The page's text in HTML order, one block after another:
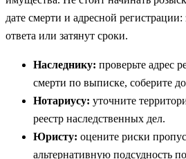
дате смерти и адресной регистрации:
ответа или затянут сроки.
Наследнику: проверьте адрес
смерти по выписке, соберите
Нотариусу: уточните
реестр наследственных дел.
Юристу: оцените риски
альтернативную подсудность